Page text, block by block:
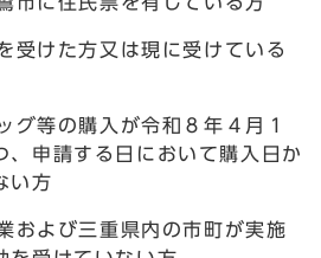
けた方又は現に受けている
等の購入が令和８年４月１
、申請する日において購入日か
い方
よび三重県内の市町が実施